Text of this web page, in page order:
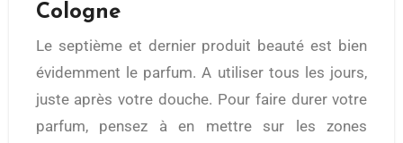
Cologne
Le septième et dernier produit beauté est bien
évidemment le parfum. A utiliser tous les jours,
juste après votre douche. Pour faire durer votre
parfum, pensez à en mettre sur les zones